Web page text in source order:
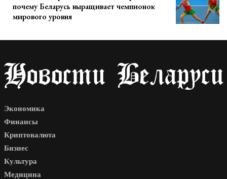
почему Беларусь выращивает чемпионок
мирового уровня
Экономика
Финансы
Криптовалюта
Бизнес
Культура
Медицина